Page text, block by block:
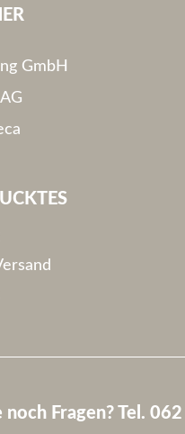
GmbH
Fragen? Tel. 062